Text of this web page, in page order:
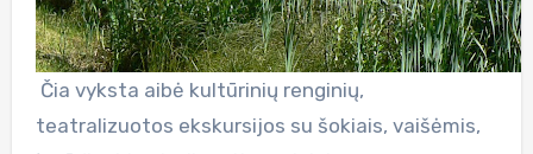
Čia vyksta aibė kultūrinių renginių,
teatralizuotos ekskursijos su šokiais, vaišėmis,